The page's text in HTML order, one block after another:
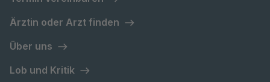
Ärztin oder Arzt finden
Über uns
Lob und Kritik